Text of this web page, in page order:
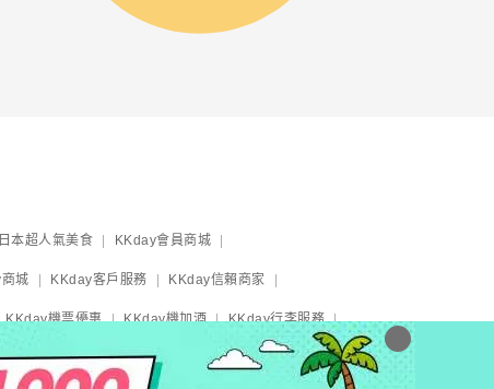
日本超人氣美食 KKday會員商城
城 KKday客戶服務 KKday信賴商家
KKday機票優惠 KKday機加酒 KKday行李服務
成田機場到東京 東京地鐵券 大阪周遊卡